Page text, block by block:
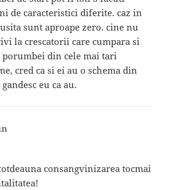
de caracteristici diferite. caz in
sunt aproape zero. cine nu
la crescatorii care cumpara si
din cele mai tari
cred ca si ei au o schema din
eu ca au.
consangvinizarea tocmai